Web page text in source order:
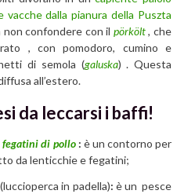
vacche dalla pianura della Puszta
non confondere con il pörkölt , che
, con pomodoro, cumino e
di semola (galuska) . Questa
all’estero.
da leccarsi i baffi!
fegatini di pollo : è un contorno per
da lenticchie e fegatini;
(luccioperca in padella): è un pesce